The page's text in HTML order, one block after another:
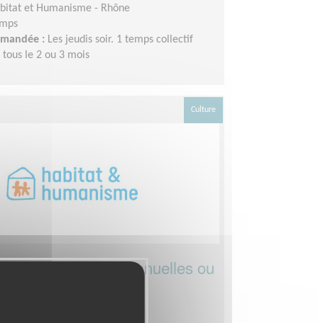
et Humanisme - Rhône
: Les jeudis soir. 1 temps collectif
le 2 ou 3 mois
Culture
sorties, activités manuelles ou